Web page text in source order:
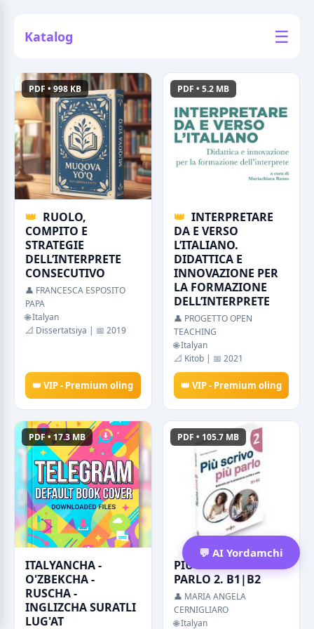
Katalog ☰
PDF • 998 KB
👑 RUOLO,
COMPITO E
STRATEGIE
DELL’INTERPRETE
CONSECUTIVO
👤 FRANCESCA ESPOSITO
PAPA
🌐 Italyan
📐 Dissertatsiya | 📅 2019
👑 VIP - Premium oling
PDF • 5.2 MB
👑 INTERPRETARE
DA E VERSO
L’ITALIANO.
DIDATTICA E
INNOVAZIONE PER
LA FORMAZIONE
DELL’INTERPRETE
👤 PROGETTO OPEN
TEACHING
🌐 Italyan
📐 Kitob | 📅 2021
👑 VIP - Premium oling
PDF • 17.3 MB
ITALYANCHA -
O'ZBEKCHA -
RUSCHA -
INGLIZCHA SURATLI
LUG'AT
PDF • 105.7 MB
PIU SCRIVO PIU
PARLO 2. B1|B2
👤 MARIA ANGELA
CERNIGLIARO
🌐 Italyan
💬 AI Yordamchi